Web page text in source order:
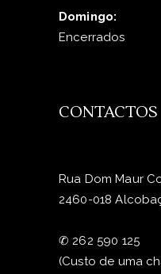
Domingo:
Encerrados
CONTACTOS
Rua Dom Maur
2460-018
✆ 262 590 125
(Custo de uma